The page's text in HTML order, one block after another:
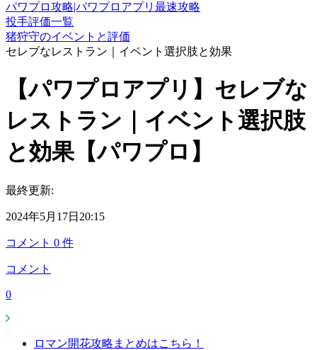
パワプロ攻略|パワプロアプリ最速攻略
投手評価一覧
猪狩守のイベントと評価
セレブなレストラン｜イベント選択肢と効果
【パワプロアプリ】セレブな
レストラン｜イベント選択肢
と効果【パワプロ】
最終更新:
2024年5月17日20:15
コメント 0 件
コメント
0
ロマン開花攻略まとめはこちら！